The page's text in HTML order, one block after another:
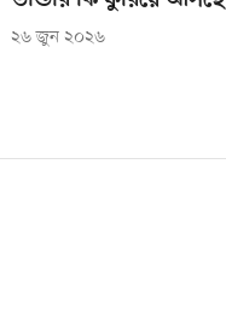
২৬ জুন ২০২৬